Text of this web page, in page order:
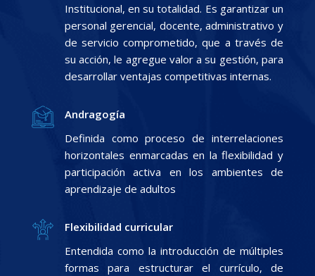
Institucional, en su totalidad. Es garantizar un
personal gerencial, docente, administrativo y
de servicio comprometido, que a través de
su acción, le agregue valor a su gestión, para
desarrollar ventajas competitivas internas.
Andragogía
Definida como proceso de interrelaciones
horizontales enmarcadas en la flexibilidad y
participación activa en los ambientes de
aprendizaje de adultos
Flexibilidad curricular
Entendida como la introducción de múltiples
formas para estructurar el currículo, de